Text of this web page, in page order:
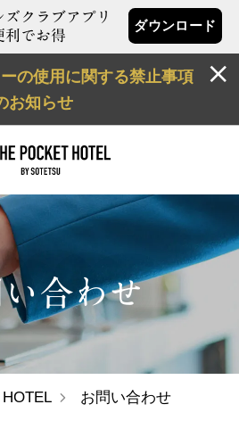
ズクラブアプリ
利でお得
ダウンロード
の使用に関する禁止事項
お知らせ
合わせ
お問い合わせ